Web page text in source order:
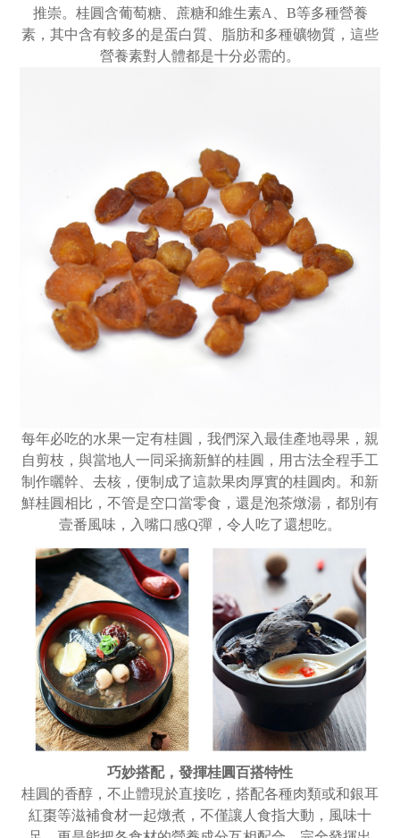
推崇。桂圓含葡萄糖、蔗糖和維生素A、B等多種營養
素，其中含有較多的是蛋白質、脂肪和多種礦物質，這些
營養素對人體都是十分必需的。
每年必吃的水果一定有桂圓，我們深入最佳產地尋果，親
自剪枝，與當地人一同采摘新鮮的桂圓，用古法全程手工
制作曬幹、去核，便制成了這款果肉厚實的桂圓肉。和新
鮮桂圓相比，不管是空口當零食，還是泡茶燉湯，都別有
壹番風味，入嘴口感Q彈，令人吃了還想吃。
巧妙搭配，發揮桂圓百搭特性
桂圓的香醇，不止體現於直接吃，搭配各種肉類或和銀耳
紅棗等滋補食材一起燉煮，不僅讓人食指大動，風味十